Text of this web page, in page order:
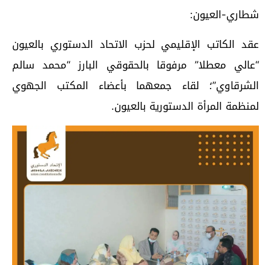
شطاري-العيون:
عقد الكاتب الإقليمي لحزب الاتحاد الدستوري بالعيون
“عالي معطلا” مرفوقا بالحقوقي البارز “محمد سالم
الشرقاوي”؛ لقاء جمعهما بأعضاء المكتب الجهوي
لمنظمة المرأة الدستورية بالعيون.